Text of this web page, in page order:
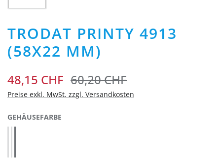
TRODAT PRINTY 4913
(58X22 MM)
48,15 CHF 60,20 CHF
Preise exkl. MwSt. zzgl. Versandkosten
GEHÄUSEFARBE